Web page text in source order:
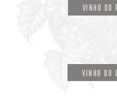
VINHO DO
VINHO DO